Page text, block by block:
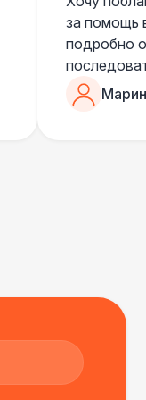
за помощь
подробно
Романом,
«Рука с